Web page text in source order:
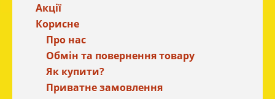
Акції
Корисне
Про нас
Обмін та повернення товару
Як купити?
Приватне замовлення